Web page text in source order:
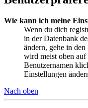
Wie kann ich meine
Wenn du dich
in der Datenbank
ändern, gehe in
wird meist oben auf
Benutzernamen
Einstellungen
Nach oben